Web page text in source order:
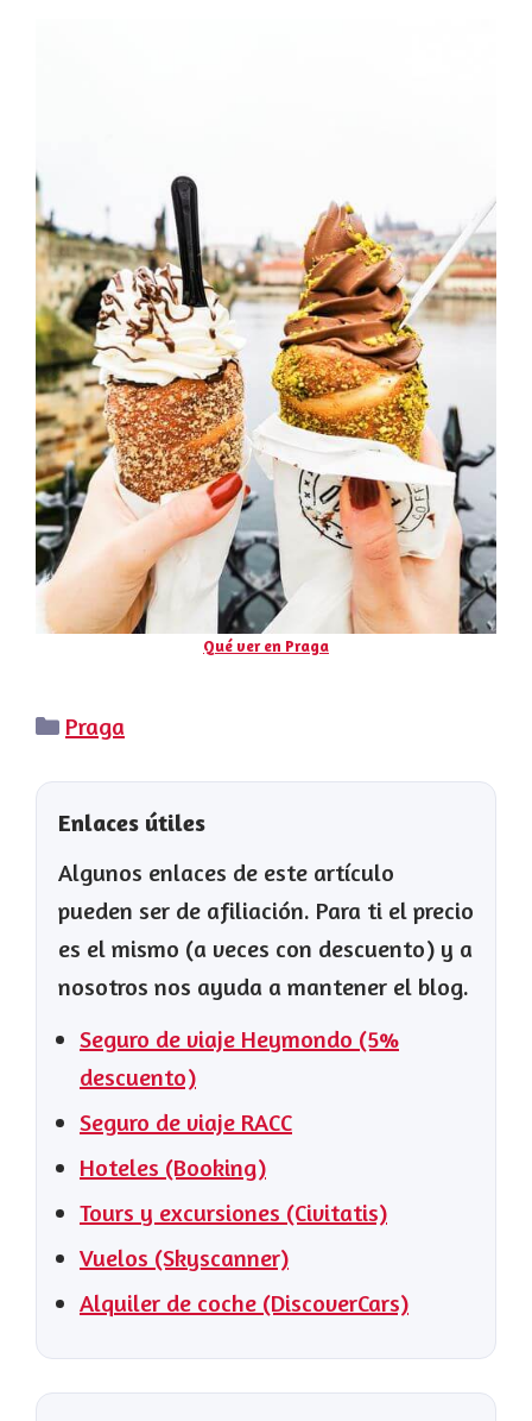
Qué ver en Praga
Categorías
Praga
Enlaces útiles
Algunos enlaces de este artículo
pueden ser de afiliación. Para ti el precio
es el mismo (a veces con descuento) y a
nosotros nos ayuda a mantener el blog.
Seguro de viaje Heymondo (5%
descuento)
Seguro de viaje RACC
Hoteles (Booking)
Tours y excursiones (Civitatis)
Vuelos (Skyscanner)
Alquiler de coche (DiscoverCars)